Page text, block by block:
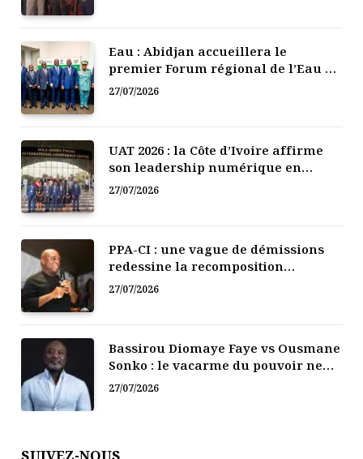
Eau : Abidjan accueillera le
premier Forum régional de l’Eau de
l’Afrique de l’Ouest
27/07/2026
UAT 2026 : la Côte d’Ivoire affirme
son leadership numérique en
Afrique
27/07/2026
PPA-CI : une vague de démissions
redessine la recomposition
politique
27/07/2026
Bassirou Diomaye Faye vs Ousmane
Sonko : le vacarme du pouvoir ne
doit pas faire oublier les liens de la
27/07/2026